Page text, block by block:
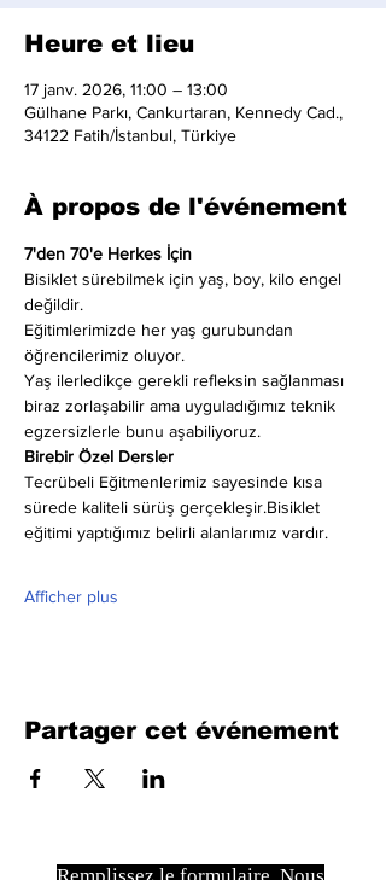
Heure et lieu
17 janv. 2026, 11:00 – 13:00
Gülhane Parkı, Cankurtaran, Kennedy Cad.,
34122 Fatih/İstanbul, Türkiye
À propos de l'événement
7'den 70'e Herkes İçin
Bisiklet sürebilmek için yaş, boy, kilo engel
değildir.
Eğitimlerimizde her yaş gurubundan
öğrencilerimiz oluyor.
Yaş ilerledikçe gerekli refleksin sağlanması
biraz zorlaşabilir ama uyguladığımız teknik
egzersizlerle bunu aşabiliyoruz.
Birebir Özel Dersler
Tecrübeli Eğitmenlerimiz sayesinde kısa
sürede kaliteli sürüş gerçekleşir.Bisiklet
eğitimi yaptığımız belirli alanlarımız vardır.
Afficher plus
Partager cet événement